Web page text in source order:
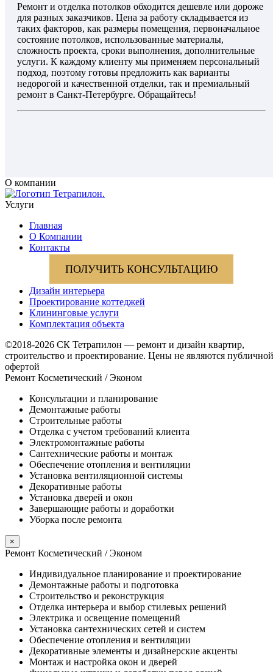
Ремонт и отделка потолков обходится дешевле или дороже
для разных заказчиков. Цена за работу складывается из
таких факторов, как размеры помещения, первоначальное
состояние потолков, использованные материалы,
сложность проекта, сроки выполнения, дополнительные
услуги. К каждому клиенту мы применяем персональный
подход, поэтому готовы предложить как варианты
недорогой и качественной отделки, так и премиальный
ремонт в Санкт-Петербурге. Обращайтесь!
О компании
Услуги
Главная
О Компании
Контакты
ПОЛУЧИТЬ КОНСУЛЬТАЦИЮ
Дизайн интерьера
Проектирование коттеджей
Клининговые услуги
Комплектация объекта
©2018-2026 СК Тетрапилон — ремонт и дизайн квартир,
строительство и проектирование. Цены не являются публичной
офертой
Ремонт Косметический / Эконом​
Консультации и планирование
Демонтажные работы
Строительные работы
Отделка с учетом требований клиента
Электромонтажные работы
Сантехнические работы и монтаж
Обеспечение отопления и вентиляции
Установка вентиляционной системы
Декоративные работы
Установка дверей и окон
Завершающие работы и доработки
Уборка после ремонта
×
Ремонт Косметический / Эконом​
Индивидуальное планирование и проектирование
Демонтажные работы и подготовка
Строительство и реконструкция
Отделка интерьера и выбор стилевых решений
Электрика и освещение помещений
Установка сантехнических сетей и систем
Обеспечение отопления и вентиляции
Декоративные элементы и дизайнерские акценты
Монтаж и настройка окон и дверей